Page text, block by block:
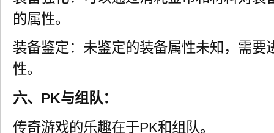
的属性。
装备鉴定：未鉴定的装备属性未知，需要
性。
六、PK与组队：
传奇游戏的乐趣在于PK和组队。